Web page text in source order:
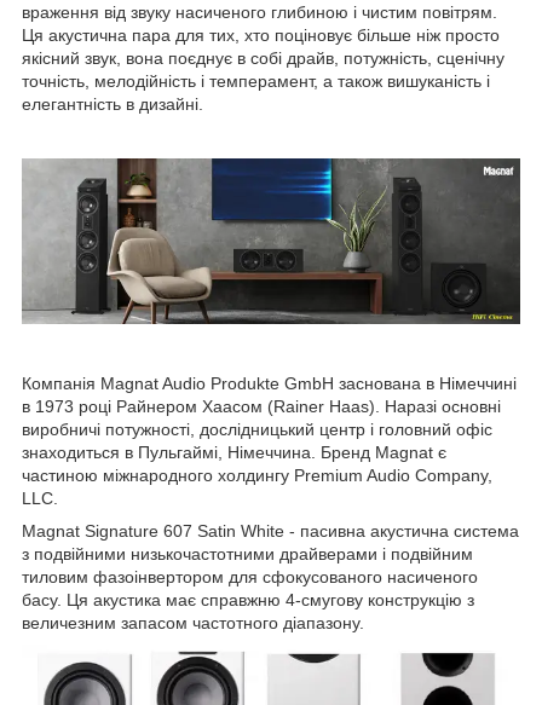
враження від звуку насиченого глибиною і чистим повітрям.
Ця акустична пара для тих, хто поціновує більше ніж просто
якісний звук, вона поєднує в собі драйв, потужність, сценічну
точність, мелодійність і темперамент, а також вишуканість і
елегантність в дизайні.
Компанія Magnat Audio Produkte GmbH заснована в Німеччині
в 1973 році Райнером Хаасом (Rainer Haas). Наразі основні
виробничі потужності, дослідницький центр і головний офіс
знаходиться в Пульгаймі, Німеччина. Бренд Magnat є
частиною міжнародного холдингу Premium Audio Company,
LLC.
Magnat Signature 607 Satin White - пасивна акустична система
з подвійними низькочастотними драйверами і подвійним
тиловим фазоінвертором для сфокусованого насиченого
басу. Ця акустика має справжню 4-смугову конструкцію з
величезним запасом частотного діапазону.